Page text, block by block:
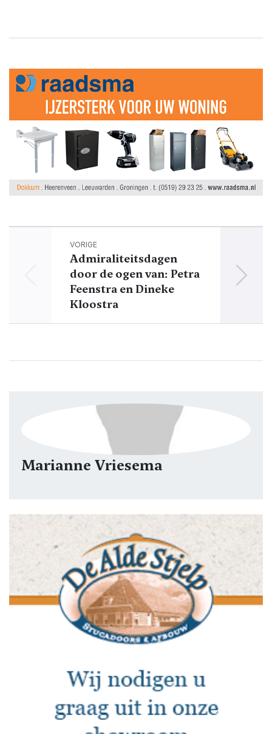
VORIGE
Admiraliteitsdagen
door de ogen van: Petra
Feenstra en Dineke
Kloostra
Marianne Vriesema